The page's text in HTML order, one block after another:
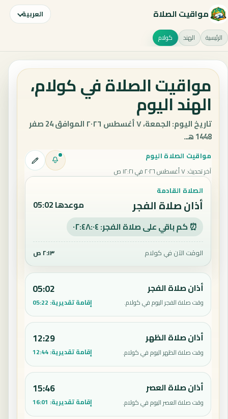
مواقيت الصلاة العربية
الرئيسية الهند كولام
مواقيت الصلاة في كولام،
الهند اليوم
تاريخ اليوم: الجمعة، ٧ أغسطس ٢٠٢٦ الموافق 24 صفر
1448 هـ.
مواقيت الصلاة اليوم
آخر تحديث:٧ أغسطس ٢٠٢٦ في ١٢:٢١ ص
الصلاة القادمة
أذان صلاة الفجر موعدها 05:02
⏰ كم باقي على صلاة الفجر: ٠٢:٤٨:٠٣
الوقت الآن في كولام ٢:١٣ ص
أذان صلاة الفجر
وقت صلاة الفجر اليوم في كولام.
05:02
إقامة تقديرية: 05:22
أذان صلاة الظهر
وقت صلاة الظهر اليوم في كولام.
12:29
إقامة تقديرية:12:44
أذان صلاة العصر
وقت صلاة العصر اليوم في كولام.
15:46
إقامة تقديرية: 16:01